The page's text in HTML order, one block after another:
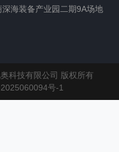
海装备产业园二期9A场地
科技有限公司 版权所有
号-1